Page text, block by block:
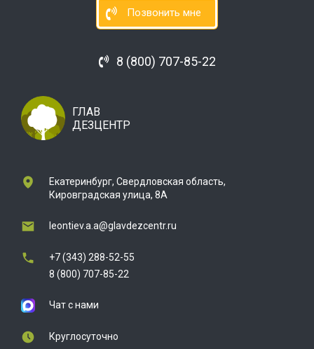
Позвонить мне
8 (800) 707-85-22
ГЛАВ
ДЕЗЦЕНТР
Екатеринбург, Свердловская область,
Кировградская улица, 8А
leontiev.a.a@glavdezcentr.ru
+7 (343) 288-52-55
8 (800) 707-85-22
Чат с нами
Круглосуточно